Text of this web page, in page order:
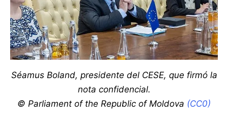
Séamus Boland, presidente del CESE, que firmó la
nota confidencial.
© Parliament of the Republic of Moldova (CC0)